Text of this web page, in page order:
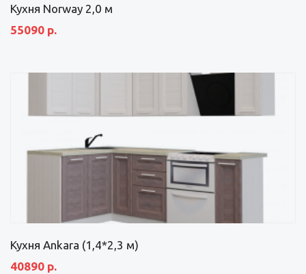
Кухня Norway 2,0 м
55090 р.
Кухня Ankara (1,4*2,3 м)
40890 р.